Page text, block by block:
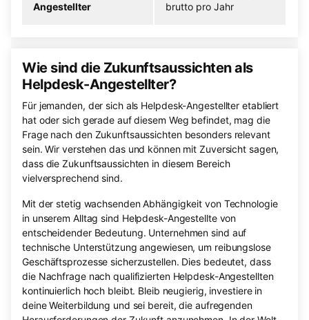
Angestellter
brutto pro Jahr
Wie sind die Zukunftsaussichten als
Helpdesk-Angestellter?
Für jemanden, der sich als Helpdesk-Angestellter etabliert
hat oder sich gerade auf diesem Weg befindet, mag die
Frage nach den Zukunftsaussichten besonders relevant
sein. Wir verstehen das und können mit Zuversicht sagen,
dass die Zukunftsaussichten in diesem Bereich
vielversprechend sind.
Mit der stetig wachsenden Abhängigkeit von Technologie
in unserem Alltag sind Helpdesk-Angestellte von
entscheidender Bedeutung. Unternehmen sind auf
technische Unterstützung angewiesen, um reibungslose
Geschäftsprozesse sicherzustellen. Dies bedeutet, dass
die Nachfrage nach qualifizierten Helpdesk-Angestellten
kontinuierlich hoch bleibt. Bleib neugierig, investiere in
deine Weiterbildung und sei bereit, die aufregenden